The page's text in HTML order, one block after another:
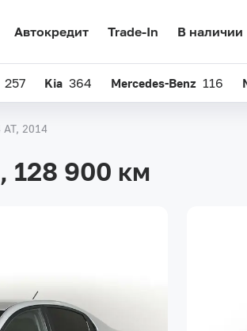
Автокредит Trade-In В наличии
257 Kia 364 Mercedes-Benz 116
2014
128 900 км